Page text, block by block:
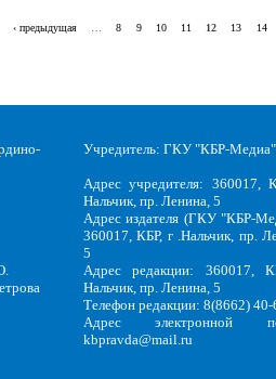
‹ предыдущая 8 9 10 11 12 13 14
Учредитель: ГКУ "КБР-Медиа"
Адрес учредителя: 360017,
Нальчик, пр. Ленина, 5
Адрес издателя (ГКУ "КБР-
360017, КБР, г .Нальчик, пр.
5
Адрес редакции: 360017,
Нальчик, пр. Ленина, 5
Телефон редакции: 8(8662)
Адрес электронной
kbpravda@mail.ru